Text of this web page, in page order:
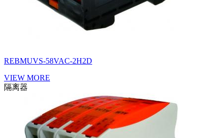
REBMUVS-58VAC-2H2D
VIEW MORE
隔离器